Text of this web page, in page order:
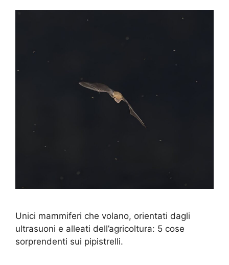
Unici mammiferi che volano, orientati dagli
ultrasuoni e alleati dell’agricoltura: 5 cose
sorprendenti sui pipistrelli.